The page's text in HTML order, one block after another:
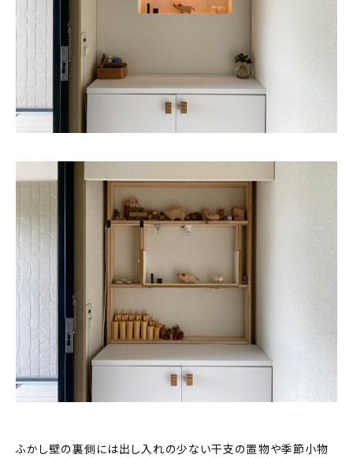
ふかし壁の裏側には出し入れの少ない干支の置物や季節小物